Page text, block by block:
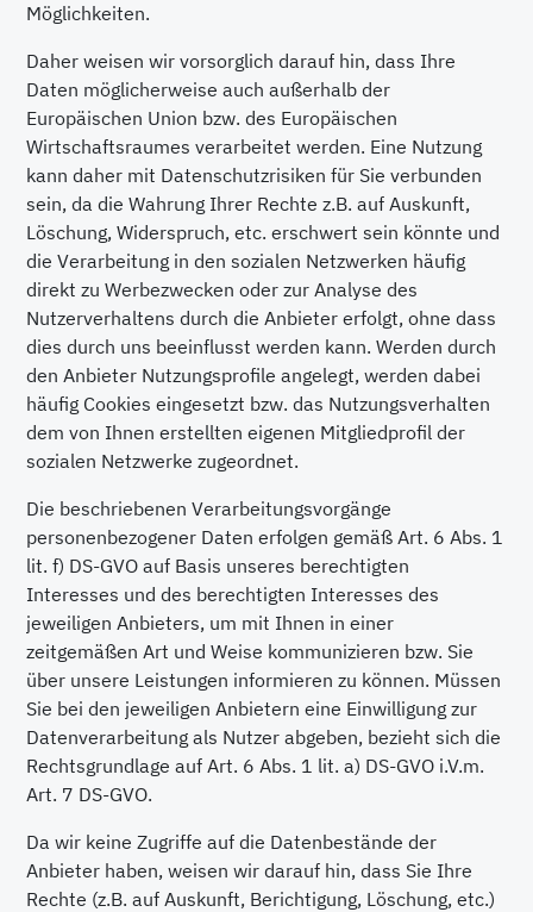
Möglichkeiten.
Daher weisen wir vorsorglich darauf hin, dass Ihre
Daten möglicherweise auch außerhalb der
Europäischen Union bzw. des Europäischen
Wirtschaftsraumes verarbeitet werden. Eine Nutzung
kann daher mit Datenschutzrisiken für Sie verbunden
sein, da die Wahrung Ihrer Rechte z.B. auf Auskunft,
Löschung, Widerspruch, etc. erschwert sein könnte und
die Verarbeitung in den sozialen Netzwerken häufig
direkt zu Werbezwecken oder zur Analyse des
Nutzerverhaltens durch die Anbieter erfolgt, ohne dass
dies durch uns beeinflusst werden kann. Werden durch
den Anbieter Nutzungsprofile angelegt, werden dabei
häufig Cookies eingesetzt bzw. das Nutzungsverhalten
dem von Ihnen erstellten eigenen Mitgliedprofil der
sozialen Netzwerke zugeordnet.
Die beschriebenen Verarbeitungsvorgänge
personenbezogener Daten erfolgen gemäß Art. 6 Abs. 1
lit. f) DS-GVO auf Basis unseres berechtigten
Interesses und des berechtigten Interesses des
jeweiligen Anbieters, um mit Ihnen in einer
zeitgemäßen Art und Weise kommunizieren bzw. Sie
über unsere Leistungen informieren zu können. Müssen
Sie bei den jeweiligen Anbietern eine Einwilligung zur
Datenverarbeitung als Nutzer abgeben, bezieht sich die
Rechtsgrundlage auf Art. 6 Abs. 1 lit. a) DS-GVO i.V.m.
Art. 7 DS-GVO.
Da wir keine Zugriffe auf die Datenbestände der
Anbieter haben, weisen wir darauf hin, dass Sie Ihre
Rechte (z.B. auf Auskunft, Berichtigung, Löschung, etc.)